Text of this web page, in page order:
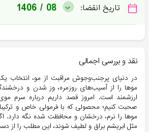
تاریخ انقضا: 1406 / 08
نقد و بررسی اجمالی
در دنیای پرجنب‌وجوش مراقبت از مو، انتخاب
موها را از آسیب‌های روزمره، وز شدن و
صحبت کنیم؛ محصولی که با فرمولی خاص و
موها را نرم، درخشان و محافظت شده نگه دارد.
مثل ابریشم براق و لطیف شوند، این مطلب را از